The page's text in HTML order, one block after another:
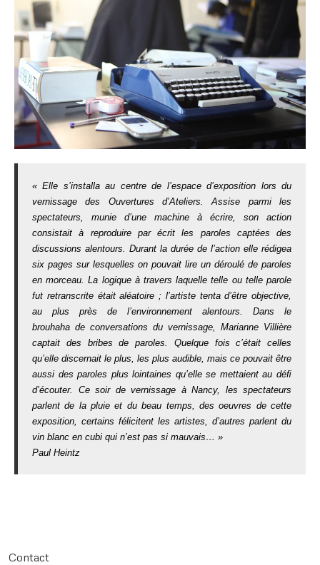
« Elle s’installa au centre de l’espace d’exposition lors du
vernissage des Ouvertures d’Ateliers. Assise parmi les
spectateurs, munie d’une machine à écrire, son action
consistait à reproduire par écrit les paroles captées des
discussions alentours. Durant la durée de l’action elle rédigea
six pages sur lesquelles on pouvait lire un déroulé de paroles
en morceau. La logique à travers laquelle telle ou telle parole
fut retranscrite était aléatoire ; l’artiste tenta d’être objective,
au plus près de l’environnement alentours. Dans le
brouhaha de conversations du vernissage, Marianne Villière
captait des bribes de paroles. Quelque fois c’était celles
qu’elle discernait le plus, les plus audible, mais ce pouvait être
aussi des paroles plus lointaines qu’elle se mettaient au déﬁ
d’écouter. Ce soir de vernissage à Nancy, les spectateurs
parlent de la pluie et du beau temps, des oeuvres de cette
exposition, certains félicitent les artistes, d’autres parlent du
vin blanc en cubi qui n’est pas si mauvais… »
Paul Heintz
Contact